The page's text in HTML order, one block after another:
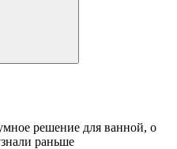
решение для ванной, о
раньше